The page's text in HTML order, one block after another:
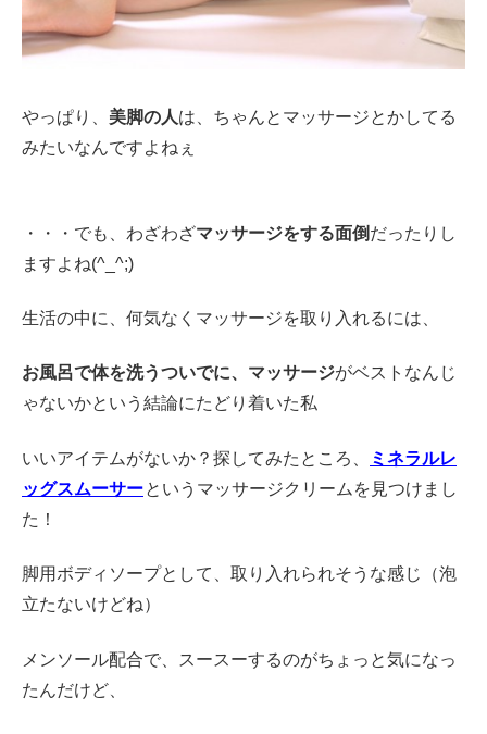
やっぱり、 美脚の人は、ちゃんとマッサージとかしてる
みたいなんですよねぇ
・・・でも、わざわざマッサージをする面倒だったりし
ますよね(^_^;)
生活の中に、何気なくマッサージを取り入れるには、
お風呂で体を洗うついでに、マッサージがベストなんじ
ゃないかという結論にたどり着いた私
いいアイテムがないか？探してみたところ、
ミネラルレ
ッグスムーサーというマッサージクリームを見つけまし
た！
脚用ボディソープとして、取り入れられそうな感じ（泡
立たないけどね）
メンソール配合で、スースーするのがちょっと気になっ
たんだけど、